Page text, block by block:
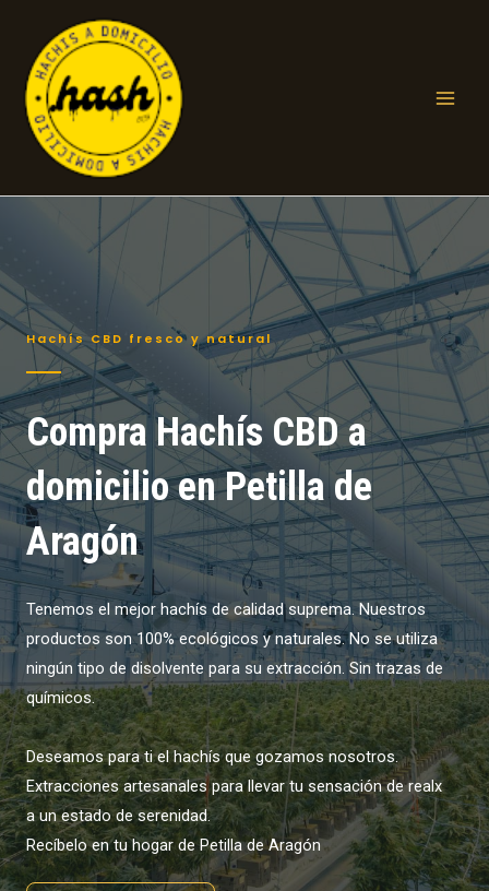
contenido
Hachís CBD fresco y natural
Compra Hachís CBD a
domicilio en Petilla de
Aragón
Tenemos el mejor hachís de calidad suprema. Nuestros
productos son 100% ecológicos y naturales. No se utiliza
ningún tipo de disolvente para su extracción. Sin trazas de
químicos.
Deseamos para ti el hachís que gozamos nosotros.
Extracciones artesanales para llevar tu sensación de realx
a un estado de serenidad.
Recíbelo en tu hogar de Petilla de Aragón